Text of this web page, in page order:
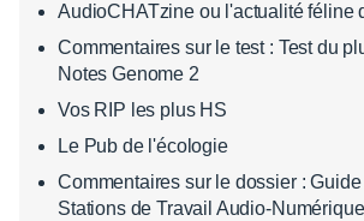
AudioCHATzine ou l'actualité féline
Commentaires sur le test : Test du
Notes Genome 2
Vos RIP les plus HS
Le Pub de l'écologie
Commentaires sur le dossier : Guide
Stations de Travail Audio-